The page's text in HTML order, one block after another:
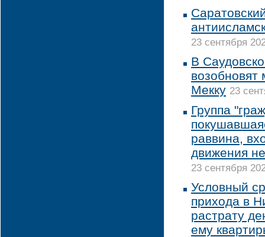
23 сентября
В
возобновят
Мекку 23
Группа
раввина,
движения
23 сентября
Условный
прихода в
растрату
ему